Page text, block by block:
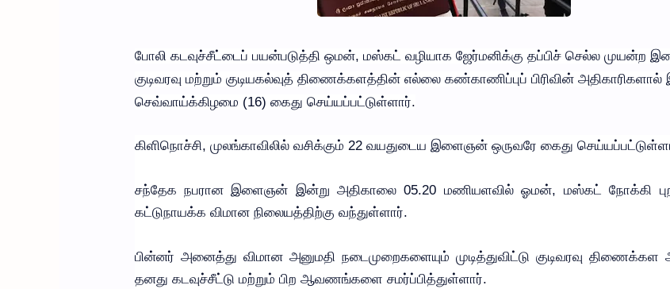
போலி கடவுச்சீட்டைப் பயன்படுத்தி ஒமன், மஸ்கட் வழியாக ஜேர்மனிக்கு தப்பிச் செல்ல முயன்ற
குடிவரவு மற்றும் குடியகல்வுத் திணைக்களத்தின் எல்லை கண்காணிப்புப் பிரிவின் அதிகாரிகளால்
செவ்வாய்க்கிழமை (16) கைது செய்யப்பட்டுள்ளார்.
கிளிநொச்சி, முலங்காவிலில் வசிக்கும் 22 வயதுடைய இளைஞன் ஒருவரே கைது
சந்தேக நபரான இளைஞன் இன்று அதிகாலை 05.20 மணியளவில் ஓமன், மஸ்கட் நோக்கி
கட்டுநாயக்க விமான நிலையத்திற்கு வந்துள்ளார்.
பின்னர் அனைத்து விமான அனுமதி நடைமுறைகளையும் முடித்துவிட்டு குடிவரவு திணைக்கள
தனது கடவுச்சீட்டு மற்றும் பிற ஆவணங்களை சமர்ப்பித்துள்ளார்.